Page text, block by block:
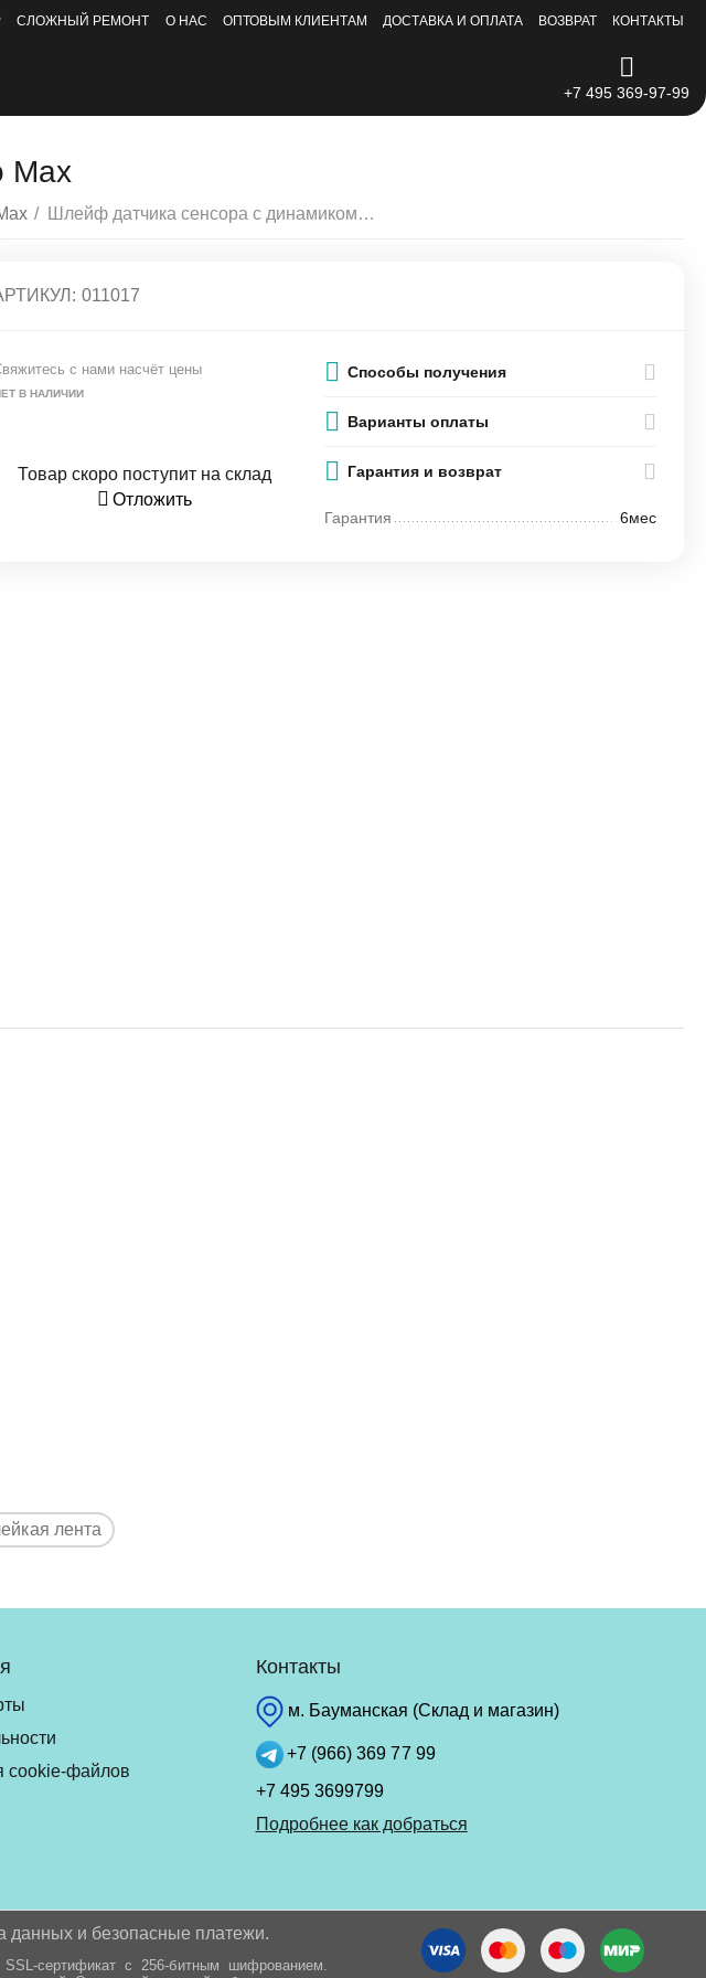
СЛОЖНЫЙ РЕМОНТ О НАС ОПТОВЫМ КЛИЕНТАМ ДОСТАВКА И ОПЛАТА ВОЗВРАТ КОНТАКТЫ
+7 495 369-97-99
Max
/ Шлейф датчика сенсора с динамиком iPhone 14 Pro Max
011017
с нами насчёт цены
В НАЛИЧИИ
Товар скоро поступит на склад
Отложить
Способы получения
Варианты оплаты
Гарантия и возврат
Гарантия 6мес
лента
cookie-файлов
Контакты
м. Бауманская (Склад и магазин)
+7 (966) 369 77 99
+7 495 3699799
Подробнее как добраться
данных и безопасные платежи.
сертификат с 256-битным шифрованием.